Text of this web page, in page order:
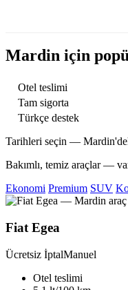
Mardin için
Otel teslimi
Tam sigorta
Türkçe destek
Tarihleri seçin —
Bakımlı, temiz araçlar —
Ekonomi Premium SUV
Fiat Egea
Ücretsiz İptalManuel
Otel teslimi